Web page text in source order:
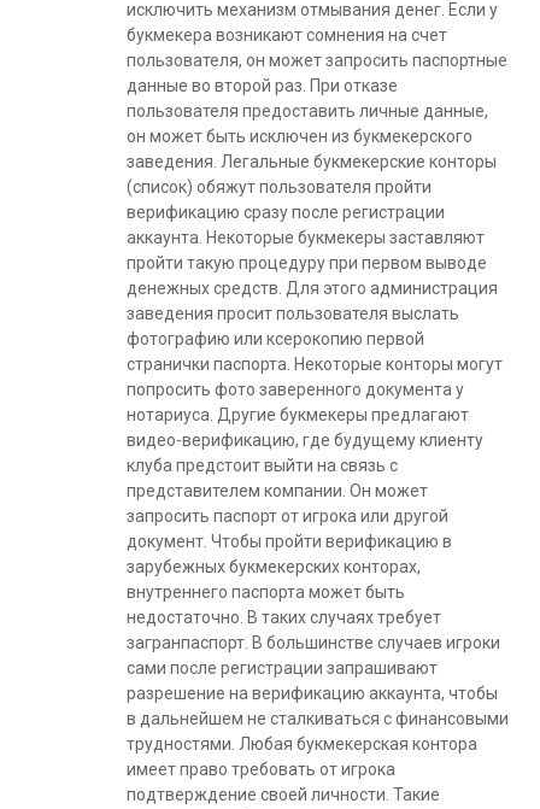
исключить механизм отмывания денег. Если у
букмекера возникают сомнения на счет
пользователя, он может запросить паспортные
данные во второй раз. При отказе
пользователя предоставить личные данные,
он может быть исключен из букмекерского
заведения. Легальные букмекерские конторы
(список) обяжут пользователя пройти
верификацию сразу после регистрации
аккаунта. Некоторые букмекеры заставляют
пройти такую процедуру при первом выводе
денежных средств. Для этого администрация
заведения просит пользователя выслать
фотографию или ксерокопию первой
странички паспорта. Некоторые конторы могут
попросить фото заверенного документа у
нотариуса. Другие букмекеры предлагают
видео-верификацию, где будущему клиенту
клуба предстоит выйти на связь с
представителем компании. Он может
запросить паспорт от игрока или другой
документ. Чтобы пройти верификацию в
зарубежных букмекерских конторах,
внутреннего паспорта может быть
недостаточно. В таких случаях требует
загранпаспорт. В большинстве случаев игроки
сами после регистрации запрашивают
разрешение на верификацию аккаунта, чтобы
в дальнейшем не сталкиваться с финансовыми
трудностями. Любая букмекерская контора
имеет право требовать от игрока
подтверждение своей личности. Такие